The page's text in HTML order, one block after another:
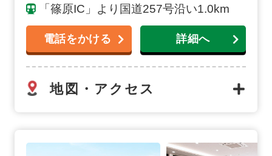
「篠原IC」より国道257号沿い1.0km
電話をかける 詳細へ
地図・アクセス